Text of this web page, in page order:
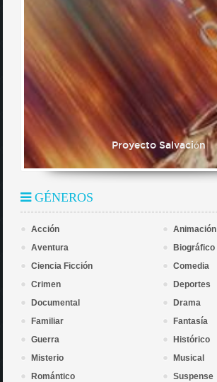
Proyecto Salvación
GÉNEROS
Acción
Animación
Aventura
Biográfico
Ciencia Ficción
Comedia
Crimen
Deportes
Documental
Drama
Familiar
Fantasía
Guerra
Histórico
Misterio
Musical
Romántico
Suspense